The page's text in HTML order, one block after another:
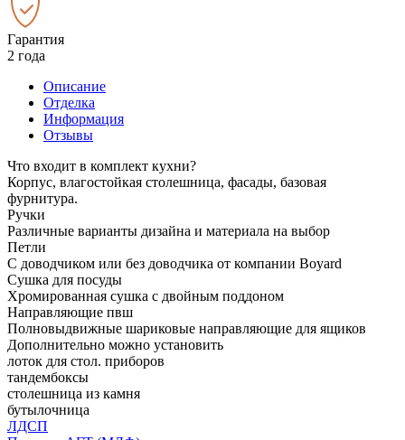
Гарантия
2 года
Описание
Отделка
Информация
Отзывы
Что входит в комплект кухни?
Корпус, влагостойкая столешница, фасады, базовая
фурнитура.
Ручки
Различные варианты дизайна и материала на выбор
Петли
С доводчиком или без доводчика от компании Boyard
Сушка для посуды
Хромированная сушка с двойным поддоном
Направляющие пвш
Полновыдвижные шариковые направляющие для ящиков
Дополнительно можно установить
лоток для стол. приборов
тандембоксы
столешница из камня
бутылочница
ЛДСП